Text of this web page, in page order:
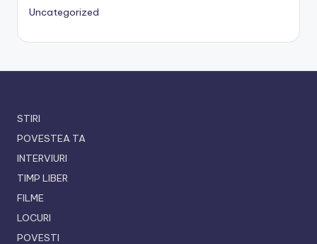
Uncategorized
STIRI
POVESTEA TA
INTERVIURI
TIMP LIBER
FILME
LOCURI
POVESTI